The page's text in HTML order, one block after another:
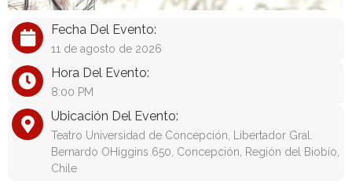
Fecha Del Evento:
11 de agosto de 2026
Hora Del Evento:
8:00 PM
Ubicación Del Evento:
Teatro Universidad de Concepción, Libertador Gral.
Bernardo OHiggins 650, Concepción, Región del Biobío,
Chile